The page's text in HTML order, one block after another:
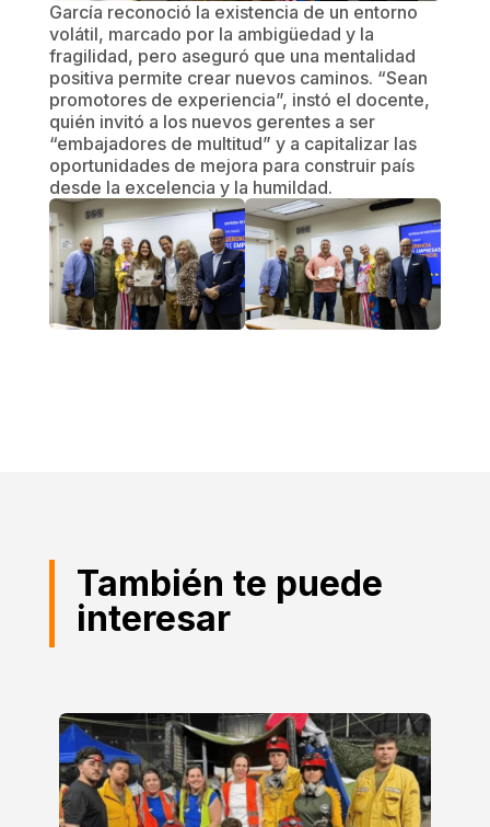
García reconoció la existencia de un entorno
volátil, marcado por la ambigüedad y la
fragilidad, pero aseguró que una mentalidad
positiva permite crear nuevos caminos. “Sean
promotores de experiencia”, instó el docente,
quién invitó a los nuevos gerentes a ser
“embajadores de multitud” y a capitalizar las
oportunidades de mejora para construir país
desde la excelencia y la humildad.
También te puede
interesar